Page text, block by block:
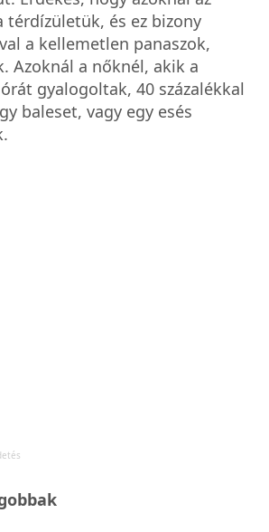
és ez bizony
a kellemetlen panaszok,
Azoknál a nőknél, akik a
gyalogoltak, 40 százalékkal
baleset, vagy egy esés